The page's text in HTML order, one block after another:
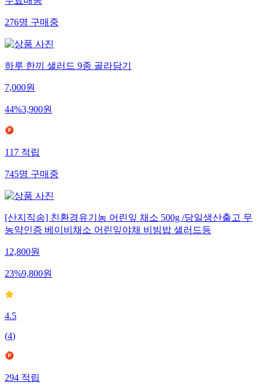
무료배송
276명구매중
하루 한끼 샐러드 9종 골라담기
7,000원
44%3,900원
117적립
745명구매중
[산지직송] 친환경유기농 어린잎 채소 500g /당일생산출고 무
농약인증 베이비채소 어린잎야채 비빔밥 샐러드등
12,800원
23%9,800원
4.5
(4)
294적립